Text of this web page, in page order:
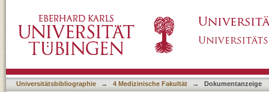
cyanobacteria
Universitätsbibliographie → 4 Medizinische Fakultät → Dokumentanzeige